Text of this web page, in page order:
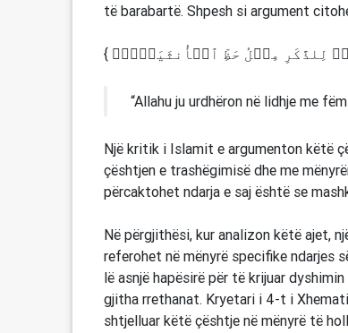
të barabartë. Shpesh si argument
لِلذَّكَرِ مِثۡلُ حَظِّ ٱلۡأُنثَیَیۡنِۚ
“Allahu ju urdhëron në lidhje me
Një kritik i Islamit e argumenton këtë
çështjen e trashëgimisë dhe me
përcaktohet ndarja e saj është se
Në përgjithësi, kur analizon këtë ajet,
referohet në mënyrë specifike ndarjes
lë asnjë hapësirë për të krijuar
gjitha rrethanat. Kryetari i 4-t i
shtjelluar këtë çështje në mënyrë të